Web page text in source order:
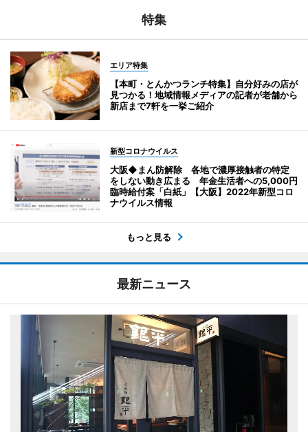
特集
エリア特集
【本町・とんかつランチ特集】自分好みの店が
見つかる！地域情報メディアの記者が老舗から
新店まで7軒を一挙ご紹介
新型コロナウイルス
大阪◆まん防解除 各地で濃厚接触者の特定
をしない動き広まる 年金生活者への5,000円
臨時給付案「白紙」【大阪】2022年新型コロ
ナウイルス情報
もっと見る
最新ニュース